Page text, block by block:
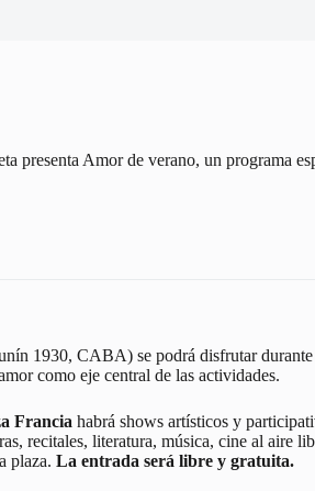
presenta Amor de verano, un programa
1930, CABA) se podrá disfrutar
como eje central de las actividades.
Francia habrá shows artísticos y
recitales, literatura, música, cine al aire
plaza. La entrada será libre y gratuita.